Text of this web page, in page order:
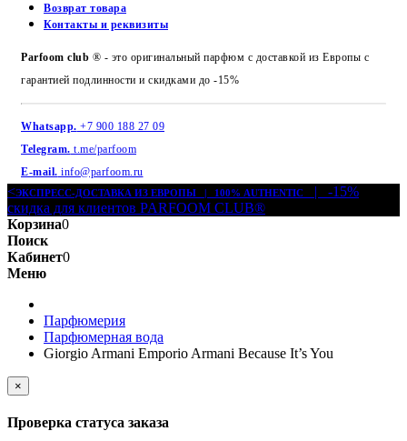
Возврат товара
Контакты и реквизиты
Parfoom club ® - это оригинальный парфюм с доставкой из Европы с
гарантией подлинности и скидками до -15%
Whatsapp. +7 900 188 27 09
Telegram. t.me/parfoom
E-mail. info@parfoom.ru
<ЭКСПРЕСС-ДОСТАВКА ИЗ ЕВРОПЫ | 100% AUTHENTIC
| -15%
скидка для клиентов PARFOOM CLUB®
Корзина0
Поиск
Кабинет0
Меню
Парфюмерия
Парфюмерная вода
Giorgio Armani Emporio Armani Because It’s You
×
Проверка статуса заказа